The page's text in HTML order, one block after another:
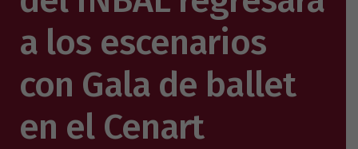
a los escenarios
con Gala de ballet
en el Cenart